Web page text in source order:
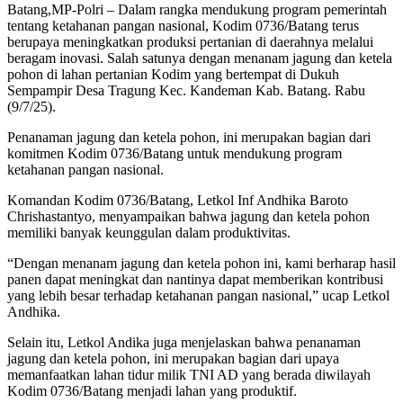
Batang,MP-Polri – Dalam rangka mendukung program pemerintah
tentang ketahanan pangan nasional, Kodim 0736/Batang terus
berupaya meningkatkan produksi pertanian di daerahnya melalui
beragam inovasi. Salah satunya dengan menanam jagung dan ketela
pohon di lahan pertanian Kodim yang bertempat di Dukuh
Sempampir Desa Tragung Kec. Kandeman Kab. Batang. Rabu
(9/7/25).
Penanaman jagung dan ketela pohon, ini merupakan bagian dari
komitmen Kodim 0736/Batang untuk mendukung program
ketahanan pangan nasional.
Komandan Kodim 0736/Batang, Letkol Inf Andhika Baroto
Chrishastantyo, menyampaikan bahwa jagung dan ketela pohon
memiliki banyak keunggulan dalam produktivitas.
“Dengan menanam jagung dan ketela pohon ini, kami berharap hasil
panen dapat meningkat dan nantinya dapat memberikan kontribusi
yang lebih besar terhadap ketahanan pangan nasional,” ucap Letkol
Andhika.
Selain itu, Letkol Andika juga menjelaskan bahwa penanaman
jagung dan ketela pohon, ini merupakan bagian dari upaya
memanfaatkan lahan tidur milik TNI AD yang berada diwilayah
Kodim 0736/Batang menjadi lahan yang produktif.